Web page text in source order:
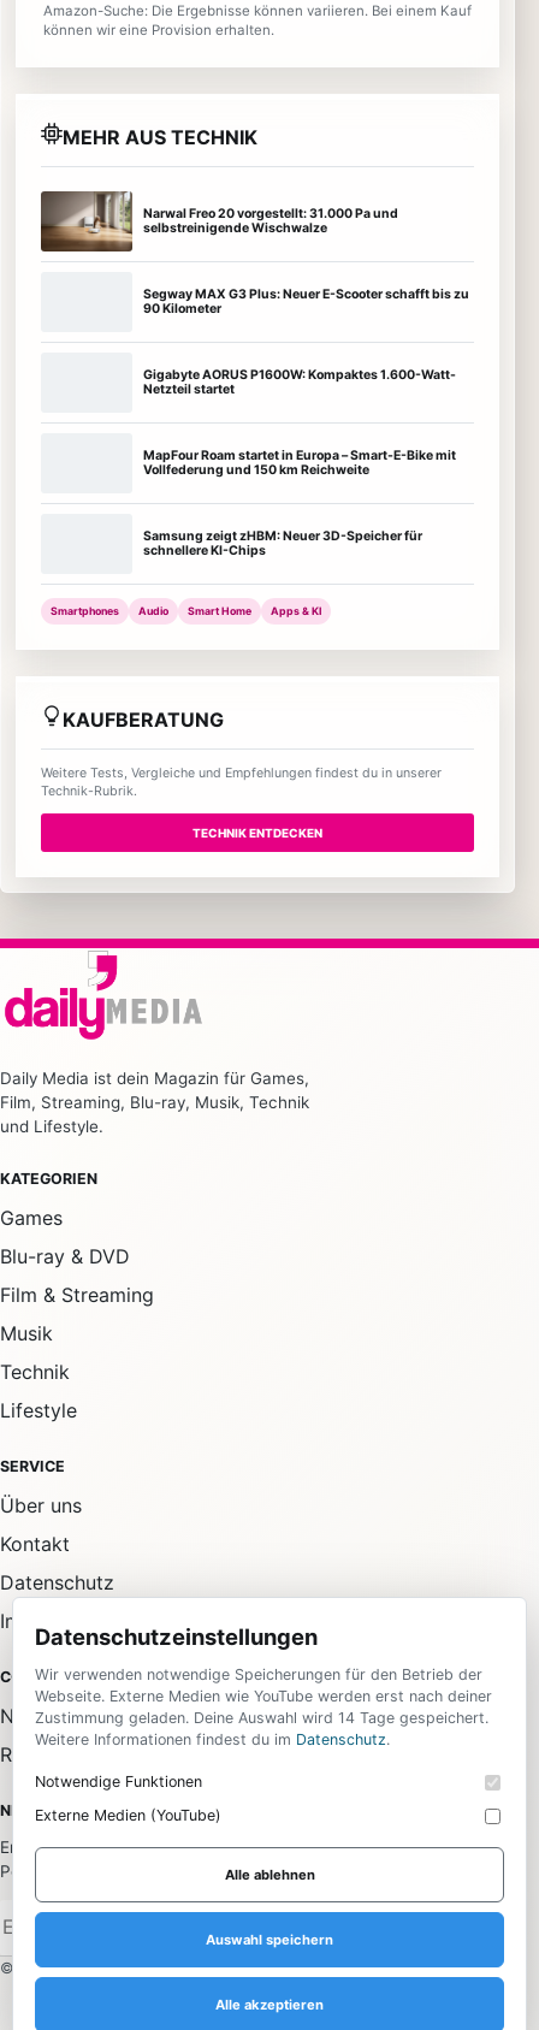
Amazon-Suche: Die Ergebnisse können variieren. Bei einem Kauf
können wir eine Provision erhalten.
MEHR AUS TECHNIK
Narwal Freo 20 vorgestellt: 31.000 Pa und
selbstreinigende Wischwalze
Segway MAX G3 Plus: Neuer E-Scooter schafft bis zu
90 Kilometer
Gigabyte AORUS P1600W: Kompaktes 1.600-Watt-
Netzteil startet
MapFour Roam startet in Europa – Smart-E-Bike mit
Vollfederung und 150 km Reichweite
Samsung zeigt zHBM: Neuer 3D-Speicher für
schnellere KI-Chips
Smartphones Audio Smart Home Apps & KI
KAUFBERATUNG
Weitere Tests, Vergleiche und Empfehlungen findest du in unserer
Technik-Rubrik.
TECHNIK ENTDECKEN
Daily Media ist dein Magazin für Games,
Film, Streaming, Blu-ray, Musik, Technik
und Lifestyle.
KATEGORIEN
Games
Blu-ray & DVD
Film & Streaming
Musik
Technik
Lifestyle
SERVICE
Über uns
Kontakt
Datenschutz
Impressum
COMMUNITY
Newsletter
RSS-Feed
NEWSLETTER
Erhalte die wichtigsten News aus allen Bereichen direkt in dein
Postfach.
© 2026 Daily Media. Alle Rechte vorbehalten.
Datenschutzeinstellungen
Wir verwenden notwendige Speicherungen für den Betrieb der
Webseite. Externe Medien wie YouTube werden erst nach deiner
Zustimmung geladen. Deine Auswahl wird 14 Tage gespeichert.
Weitere Informationen findest du im Datenschutz.
Notwendige Funktionen
Externe Medien (YouTube)
Alle ablehnen
Auswahl speichern
Alle akzeptieren